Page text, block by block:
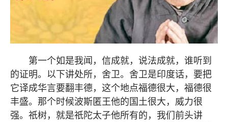
第一个如是我闻，信成就，说法成就，谁听到
的证明。以下讲处所，舍卫。舍卫是印度话，要把
它译成华言要翻丰德，这个地点福德很大，福德很
丰盛。那个时候波斯匿王他的国土很大，威力很
强。祇树，就是祇陀太子他所有的，我们前头讲